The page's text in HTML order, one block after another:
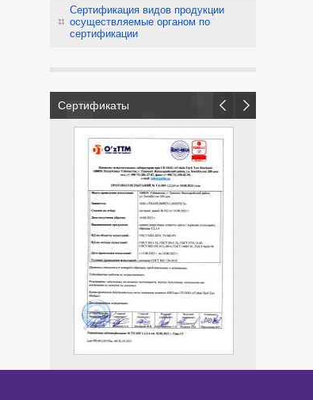
Сертификация видов продукции
осуществляемые органом по
сертификации
Сертификаты